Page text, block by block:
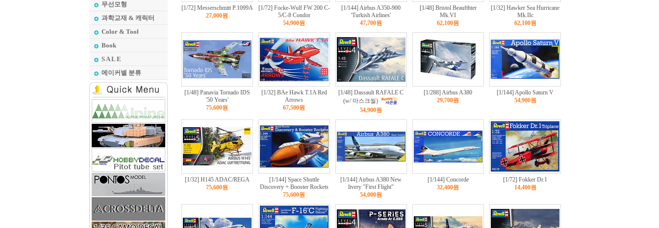
무선모형
과학교재 & 캐릭터
Color & Tool
Book
S A L E
메이커별 분류
[1/72] Messerschmitt P.1099A
27,000원
[1/72] Focke-Wulf FW 200 C-
5/C-8 Condor
54,900원
[1/144] Airbus A350-900
'Turkish Airlines'
47,700원
[1/48] Bristol Beaufthter
Mk.VI
62,100원
[1/32] Hawker Sea Hurricane
Mk.IIc
62,100원
[1/48] Panavia Tornado IDS
'50 Years'
75,600원
[1/32] BAe Hawk T.1A Red
Arrows
67,500원
[1/48] Dassault RAFALE C
(w/ 마스크씰)
54,900원
[1/288] Airbus A380
29,700원
[1/144] Apollo Saturn V
54,900원
[1/32] H145 ADAC/REGA
75,600원
[1/144] Space Shuttle
Discovery + Booster Rockets
75,600원
[1/144] Airbus A380 New
livery "First Flight"
54,000원
[1/144] Concorde
32,400원
[1/72] Fokker Dr.1
14,400원